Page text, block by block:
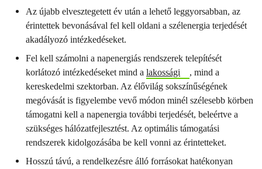
Az újabb elvesztegetett év után a lehető leggyorsabban, az
érintettek bevonásával fel kell oldani a szélenergia terjedését
akadályozó intézkedéseket.
Fel kell számolni a napenergiás rendszerek telepítését
korlátozó intézkedéseket mind a lakossági
, mind a
kereskedelmi szektorban. Az élővilág sokszínűségének
megóvását is figyelembe vevő módon minél szélesebb körben
támogatni kell a napenergia további terjedését, beleértve a
szükséges hálózatfejlesztést. Az optimális támogatási
rendszerek kidolgozásába be kell vonni az érintetteket.
Hosszú távú, a rendelkezésre álló forrásokat hatékonyan